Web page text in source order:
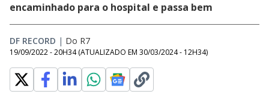
encaminhado para o hospital e passa bem
DF RECORD | Do R7
19/09/2022 - 20H34 (ATUALIZADO EM 30/03/2024 - 12H34)